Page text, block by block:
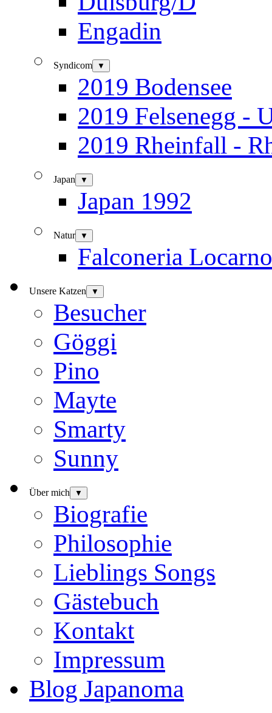
Engadin
Syndicom ▼
2019 Bodensee
2019 Felsenegg -
2019 Rheinfall -
Japan ▼
Japan 1992
Natur ▼
Falconeria Locarno
Unsere Katzen ▼
Besucher
Göggi
Pino
Mayte
Smarty
Sunny
Über mich ▼
Biografie
Philosophie
Lieblings Songs
Gästebuch
Kontakt
Impressum
Blog Japanoma